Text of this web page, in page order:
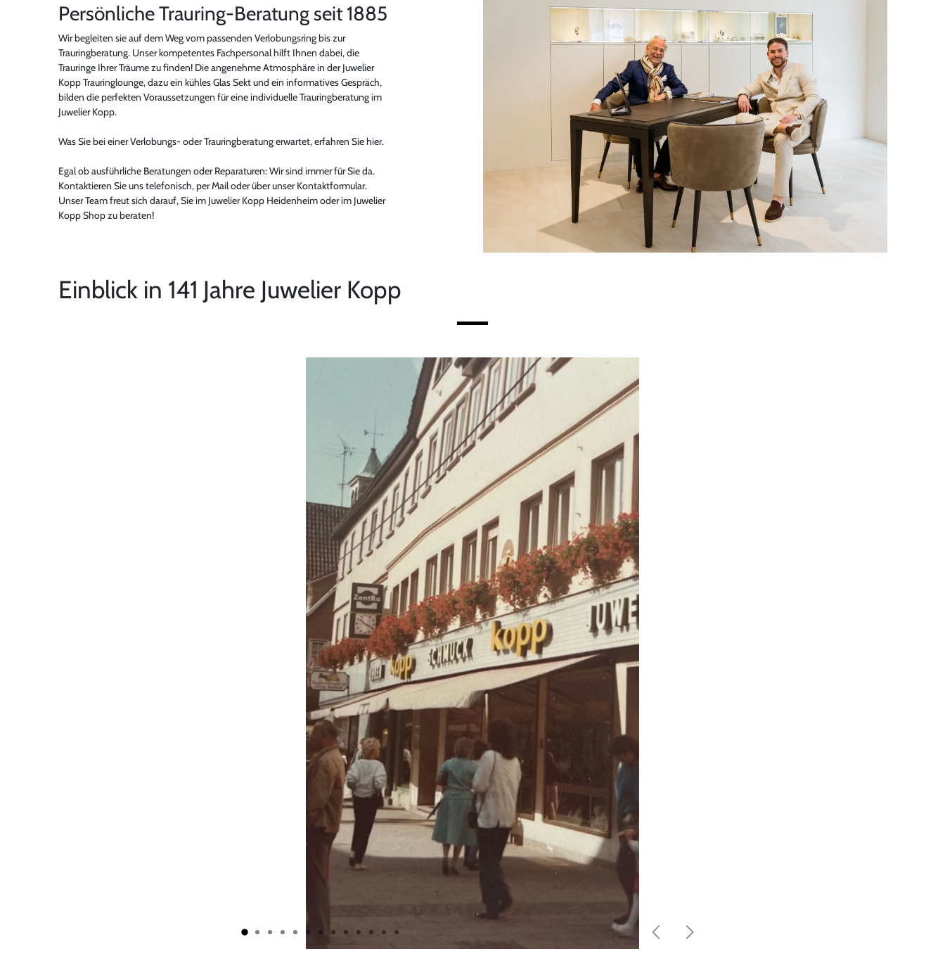
Persönliche Trauring-Beratung seit 1885
Wir begleiten sie auf dem Weg vom passenden Verlobungsring bis zur
Trauringberatung. Unser kompetentes Fachpersonal hilft Ihnen dabei, die
Trauringe Ihrer Träume zu finden! Die angenehme Atmosphäre in der Juwelier
Kopp Trauringlounge, dazu ein kühles Glas Sekt und ein informatives Gespräch,
bilden die perfekten Voraussetzungen für eine individuelle Trauringberatung im
Juwelier Kopp.
Was Sie bei einer Verlobungs- oder Trauringberatung erwartet, erfahren Sie hier.
Egal ob ausführliche Beratungen oder Reparaturen: Wir sind immer für Sie da.
Kontaktieren Sie uns telefonisch, per Mail oder über unser Kontaktformular.
Unser Team freut sich darauf, Sie im Juwelier Kopp Heidenheim oder im Juwelier
Kopp Shop zu beraten!
Einblick in 141 Jahre Juwelier Kopp
PreviousNext